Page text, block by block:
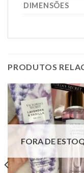
DIMENSÕES
PRODUTOS
FORA DE